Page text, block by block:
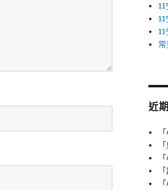
近
「
「
「
「
「